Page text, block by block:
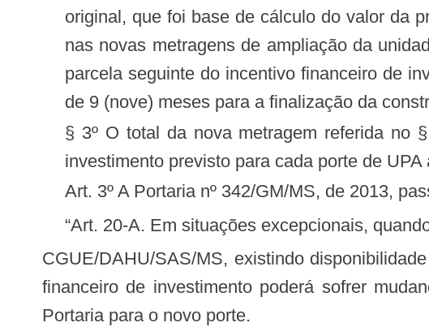
original, que foi base de cálculo do valor da
nas novas metragens de ampliação da
parcela seguinte do incentivo financeiro de
de 9 (nove) meses para a finalização da
§ 3º O total da nova metragem referida no
investimento previsto para cada porte de UPA
Art. 3º A Portaria nº 342/GM/MS, de 2013,
“Art. 20-A. Em situações excepcionais,
CGUE/DAHU/SAS/MS, existindo disponibilidade orçamentária, determinada UPA 24h habilitada para recebimento de incentivo
financeiro de investimento poderá sofrer
Portaria para o novo porte.